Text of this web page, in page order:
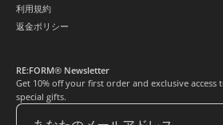
利用規約
返金ポリシー
RE:FORM® Newsletter
Get 10% off your first order and exclusive access
special gifts.